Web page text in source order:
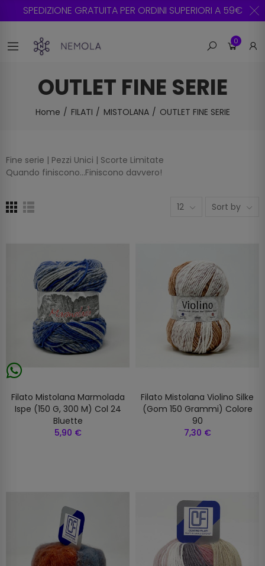
SPEDIZIONE GRATUITA PER ORDINI SUPERIORI A 59€
0
OUTLET FINE SERIE
Home FILATI MISTOLANA OUTLET FINE SERIE
Fine serie | Pezzi Unici | Scorte Limitate
Quando finiscono...Finiscono davvero!
12 Sort by
Filato Mistolana Marmolada
Ispe (150 G, 300 M) Col 24
Bluette
5,90 €
Filato Mistolana Violino Silke
(gom 150 Grammi) Colore
90
7,30 €